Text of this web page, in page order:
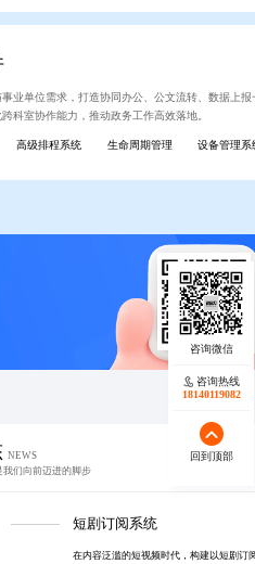
业单位需求，打造协同办公、公文流转、数据上报
科室协作能力，推动政务工作高效落地。
高级排程系统 生命周期管理 设备管理系
NEWS
我们向前迈进的脚步
短剧订阅系统
在内容泛滥的短视频时代，构建以短剧订
咨询热线
18140119082
回到顶部